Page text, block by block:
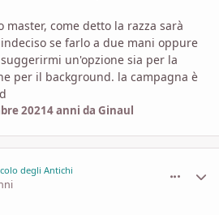
come detto la razza sarà
se farlo a due mani oppure
un'opzione sia per la
per il background. la campagna è
20214 anni da Ginaul
degli Antichi